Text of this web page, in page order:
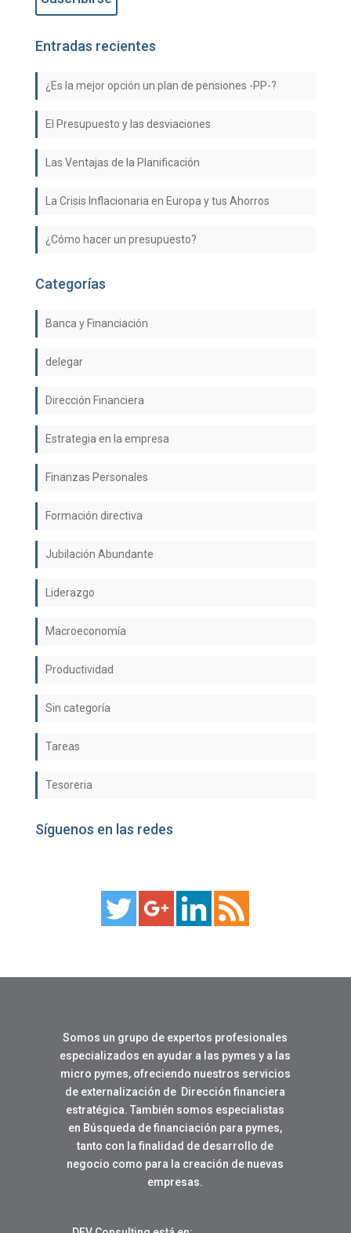
Entradas recientes
¿Es la mejor opción un plan de pensiones -PP-?
El Presupuesto y las desviaciones
Las Ventajas de la Planificación
La Crisis Inflacionaria en Europa y tus Ahorros
¿Cómo hacer un presupuesto?
Categorías
Banca y Financiación
delegar
Dirección Financiera
Estrategia en la empresa
Finanzas Personales
Formación directiva
Jubilación Abundante
Liderazgo
Macroeconomía
Productividad
Sin categoría
Tareas
Tesoreria
Síguenos en las redes
Somos un grupo de expertos profesionales
especializados en ayudar a las pymes y a las
micro pymes, ofreciendo nuestros servicios
de externalización de Dirección financiera
estratégica. También somos especialistas
en Búsqueda de financiación para pymes,
tanto con la finalidad de desarrollo de
negocio como para la creación de nuevas
empresas.